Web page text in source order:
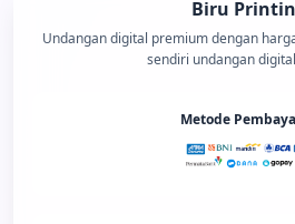
Biru
Undangan digital premium dengan
sendiri undangan
Metode